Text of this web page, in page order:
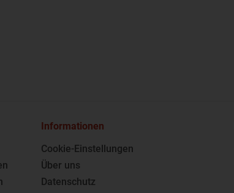
Informationen
Cookie-Einstellungen
Über uns
Datenschutz